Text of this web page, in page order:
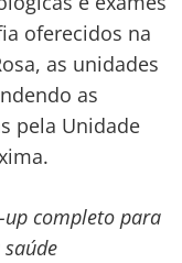
oferecidos na
as unidades
as
pela Unidade
up completo para